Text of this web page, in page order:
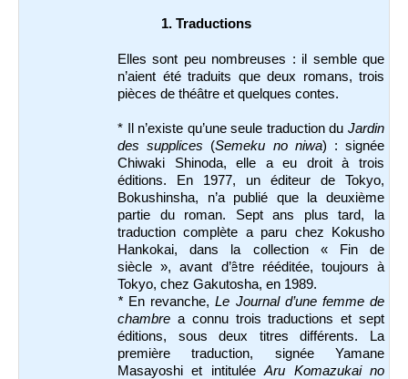
1. Traductions
Elles sont peu nombreuses : il semble que
n’aient été traduits que deux romans, trois
pièces de théâtre et quelques contes.
* Il n’existe qu’une seule traduction du Jardin
des supplices (Semeku no niwa) : signée
Chiwaki Shinoda, elle a eu droit à trois
éditions. En 1977, un éditeur de Tokyo,
Bokushinsha, n’a publié que
la deuxième
partie du roman. Sept ans plus tard, la
traduction complète a paru chez Kokusho
Hankokai, dans la collection « Fin de
siècle », avant d’être rééditée, toujours à
Tokyo, chez Gakutosha, en 1989.
* En revanche,Le Journal d’une femme de
chambre a connu trois traductions et sept
éditions, sous deux titres différents. La
première traduction, signée Yamane
Masayoshi et intitulée Aru Komazukai no